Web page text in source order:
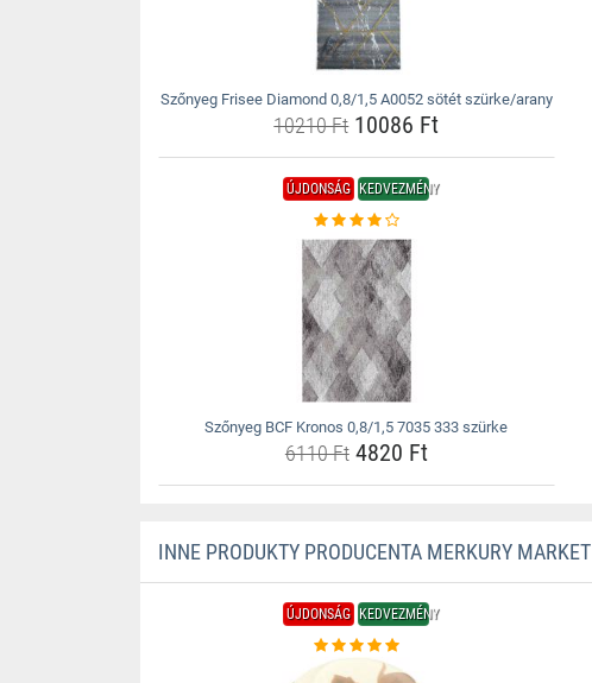
Szőnyeg Frisee Diamond 0,8/1,5 A0052 sötét szürke/arany
10210 Ft10086 Ft
ÚJDONSÁG KEDVEZMÉNY
Szőnyeg BCF Kronos 0,8/1,5 7035 333 szürke
6110 Ft4820 Ft
INNE PRODUKTY PRODUCENTA MERKURY MARKET
ÚJDONSÁG KEDVEZMÉNY